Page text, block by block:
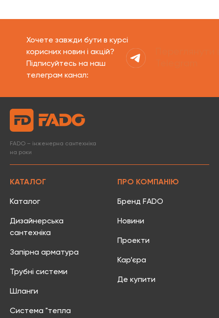
Хочете завжди бути в курсі
корисних новин і акцій?
Підписуйтесь на наш
телеграм канал:
FADO – інженерна сантехніка
на роки
КАТАЛОГ
Каталог
Дизайнерська
сантехніка
Запірна арматура
Трубні системи
Шланги
Система "тепла
ПРО КОМПАНІЮ
Бренд FADO
Новини
Проекти
Кар’єра
Де купити